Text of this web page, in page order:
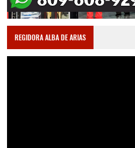
REGIDORA ALBA DE ARIAS